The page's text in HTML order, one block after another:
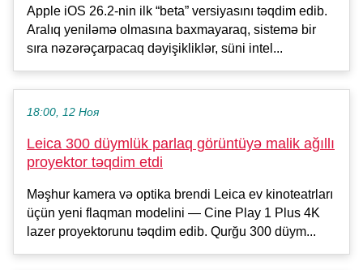
Apple iOS 26.2-nin ilk “beta” versiyasını təqdim edib.
Aralıq yeniləmə olmasına baxmayaraq, sistemə bir
sıra nəzərəçarpacaq dəyişikliklər, süni intel...
18:00, 12 Ноя
Leica 300 düymlük parlaq görüntüyə malik ağıllı
proyektor təqdim etdi
Məşhur kamera və optika brendi Leica ev kinoteatrları
üçün yeni flaqman modelini — Cine Play 1 Plus 4K
lazer proyektorunu təqdim edib. Qurğu 300 düym...